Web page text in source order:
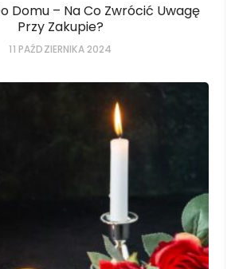
Domu – Na Co Zwrócić Uwagę
Przy Zakupie?
11 PAŹDZIERNIKA 2024